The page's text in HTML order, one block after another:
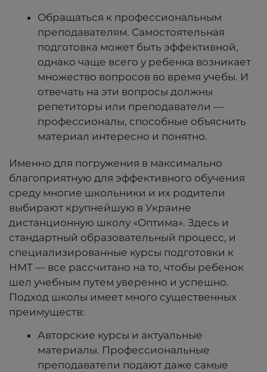
Обращаться к профессиональным
преподавателям. Самостоятельная
подготовка может быть эффективной,
однако чаще всего у ребенка возникает
множество вопросов во время учебы. И
отвечать на эти вопросы должны
репетиторы или преподаватели —
профессионалы, способные объяснить
материал интересно и понятно.
Именно для погружения в максимально
благоприятную для эффективного обучения
среду многие школьники и их родители
выбирают крупнейшую в Украине
дистанционную школу «Оптима». Здесь и
стандартный образовательный процесс, и
специализированные курсы подготовки к
НМТ — все рассчитано на то, чтобы ребенок
шел учебным путем уверенно и успешно.
Подход школы имеет много существенных
преимуществ:
Авторские курсы и актуальные
материалы. Профессиональные
преподаватели подают даже самые